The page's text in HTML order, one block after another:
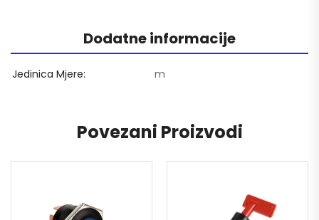
Dodatne informacije
Jedinica Mjere m
Povezani Proizvodi